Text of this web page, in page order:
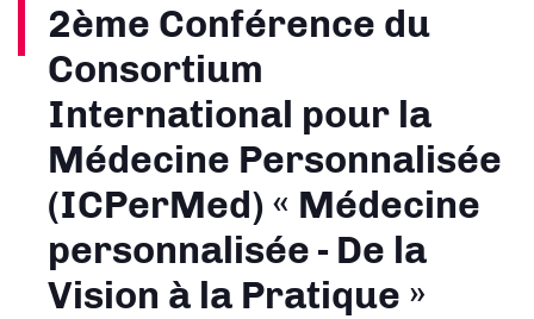
d'Ariane
2ème Conférence du
Consortium
International pour la
Médecine Personnalisée
(ICPerMed) « Médecine
personnalisée - De la
Vision à la Pratique »